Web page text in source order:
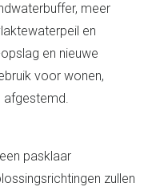
meer
en
en nieuwe
voor wonen,
afgestemd.
pasklaar
zullen